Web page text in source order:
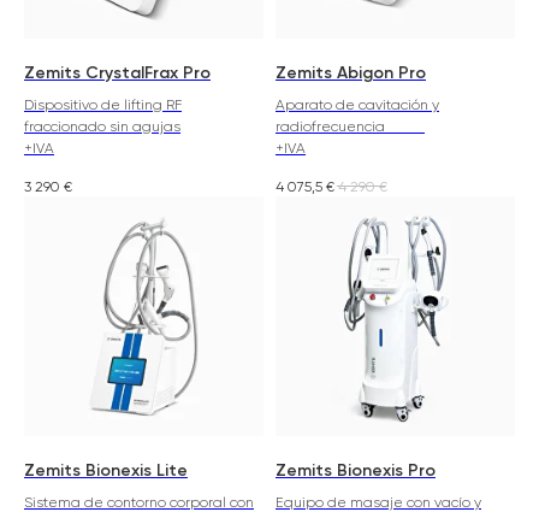
Zemits CrystalFrax Pro
Dispositivo de lifting RF
fraccionado sin agujas
+IVA
3 290 €
Zemits Abigon Pro
Aparato de cavitación y
radiofrecuencia
+IVA
4 075,5 € 4 290 €
Zemits Bionexis Lite
Sistema de contorno corporal con
Zemits Bionexis Pro
Equipo de masaje con vacío y